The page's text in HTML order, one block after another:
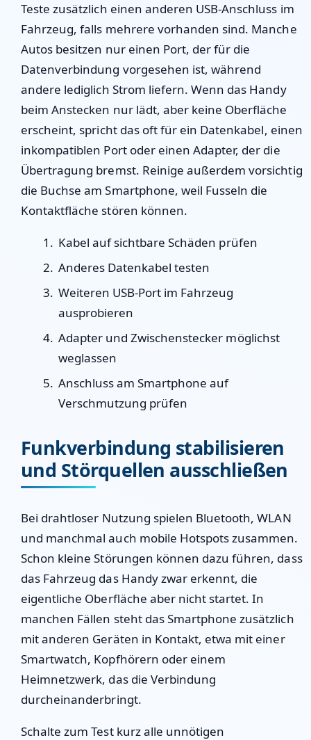
Teste zusätzlich einen anderen USB-Anschluss im
Fahrzeug, falls mehrere vorhanden sind. Manche
Autos besitzen nur einen Port, der für die
Datenverbindung vorgesehen ist, während
andere lediglich Strom liefern. Wenn das Handy
beim Anstecken nur lädt, aber keine Oberfläche
erscheint, spricht das oft für ein Datenkabel, einen
inkompatiblen Port oder einen Adapter, der die
Übertragung bremst. Reinige außerdem vorsichtig
die Buchse am Smartphone, weil Fusseln die
Kontaktfläche stören können.
Kabel auf sichtbare Schäden prüfen
Anderes Datenkabel testen
Weiteren USB-Port im Fahrzeug
ausprobieren
Adapter und Zwischenstecker möglichst
weglassen
Anschluss am Smartphone auf
Verschmutzung prüfen
Funkverbindung stabilisieren
und Störquellen ausschließen
Bei drahtloser Nutzung spielen Bluetooth, WLAN
und manchmal auch mobile Hotspots zusammen.
Schon kleine Störungen können dazu führen, dass
das Fahrzeug das Handy zwar erkennt, die
eigentliche Oberfläche aber nicht startet. In
manchen Fällen steht das Smartphone zusätzlich
mit anderen Geräten in Kontakt, etwa mit einer
Smartwatch, Kopfhörern oder einem
Heimnetzwerk, das die Verbindung
durcheinanderbringt.
Schalte zum Test kurz alle unnötigen